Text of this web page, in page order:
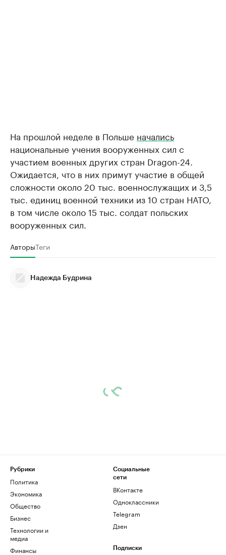
На прошлой неделе в Польше начались
национальные учения вооруженных сил с
участием военных других стран Dragon-24.
Ожидается, что в них примут участие в общей
сложности около 20 тыс. военнослужащих и 3,5
тыс. единиц военной техники из 10 стран НАТО,
в том числе около 15 тыс. солдат польских
вооруженных сил.
АвторыТеги
Надежда Будрина
Рубрики
Политика
Экономика
Общество
Бизнес
Технологии и
медиа
Финансы
Социальные
сети
ВКонтакте
Одноклассники
Telegram
Дзен
Подписки